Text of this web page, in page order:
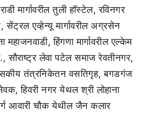
मार्गावरील तुली हॉस्टेल, रविनगर
एव्हेन्यू मार्गावरील अग्रसेन
महाजनवाडी, हिंगणा मार्गावरील एल्केम
सौराष्ट्र लेवा पटेल समाज रेवतीनगर,
तंत्रनिकेतन वसतिगृह, बगडगंज
हिवरी नगर येथल श्री लोहाना
आवारी चौक येथील जैन कलार